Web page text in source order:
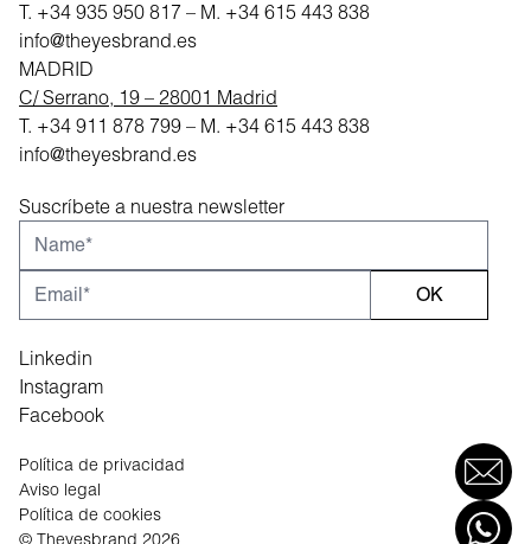
T. +34 935 950 817 – M. +34 615 443 838
info@theyesbrand.es
MADRID
C/ Serrano, 19 – 28001 Madrid
T. +34 911 878 799 – M. +34 615 443 838
info@theyesbrand.es
Suscríbete a nuestra newsletter
OK
Linkedin
Instagram
Facebook
Política de privacidad
Aviso legal
Política de cookies
© Theyesbrand 2026